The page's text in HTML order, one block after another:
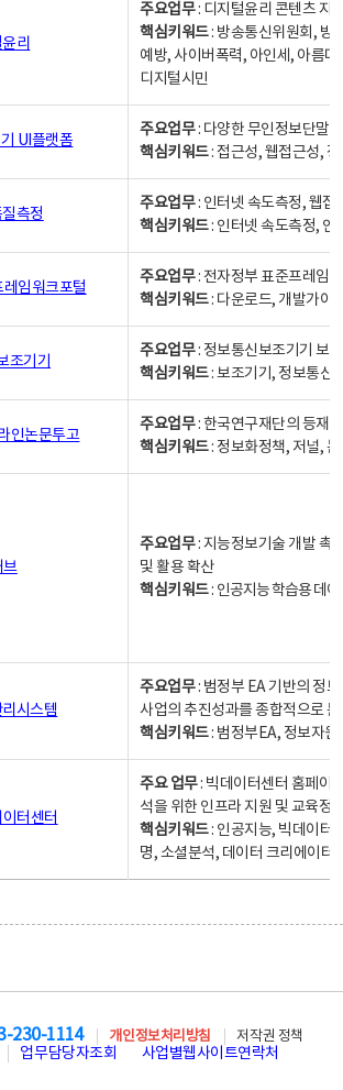
리
주요업무: 디지털윤리 콘텐츠 지
핵심키워드: 방송통신위원회, 방
예방, 사이버폭력, 아인세, 아름
디지털시민
UI플랫폼
주요업무: 다양한 무인정보단말
핵심키워드: 접근성, 웹접근성,
측정
주요업무: 인터넷 속도측정, 웹접
핵심키워드: 인터넷 속도측정, 인
임워크포털
주요업무: 전자정부 표준프레임
핵심키워드: 다운로드, 개발가이
조기기
주요업무: 정보통신보조기기 보
핵심키워드: 보조기기, 정보통신
인논문투고
주요업무: 한국연구재단의 등재
핵심키워드: 정보화정책, 저널,
브
주요업무: 지능정보기술 개발 촉
및 활용 확산
핵심키워드: 인공지능 학습용 데
시스템
주요업무: 범정부 EA 기반의 정
사업의 추진성과를 종합적으로
핵심키워드: 범정부EA, 정보자
터센터
주요 업무: 빅데이터센터 홈페이
석을 위한 인프라 지원 및 교육정
핵심키워드: 인공지능, 빅데이터,
명, 소셜분석, 데이터 크리에이터
230-1114 개인정보처리방침
저작권 정책
업무담당자조회 사업별웹사이트연락처